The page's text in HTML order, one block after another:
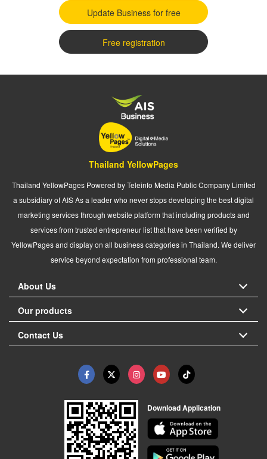
Update Business for free
Free registration
Thailand YellowPages
Thailand YellowPages Powered by Teleinfo Media Public Company Limited
a subsidiary of AIS As a leader who never stops developing the best digital
marketing services through website platform that including products and
services from trusted entrepreneur list that have been verified by
YellowPages and display on all business categories in Thailand. We deliver
service beyond expectation from professional team.
About Us
Our products
Contact Us
Download Application